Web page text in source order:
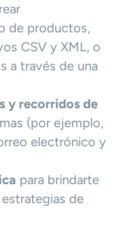
de productos,
CSV y XML, o
a través de una
y recorridos de
(por ejemplo,
electrónico y
para brindarte
de